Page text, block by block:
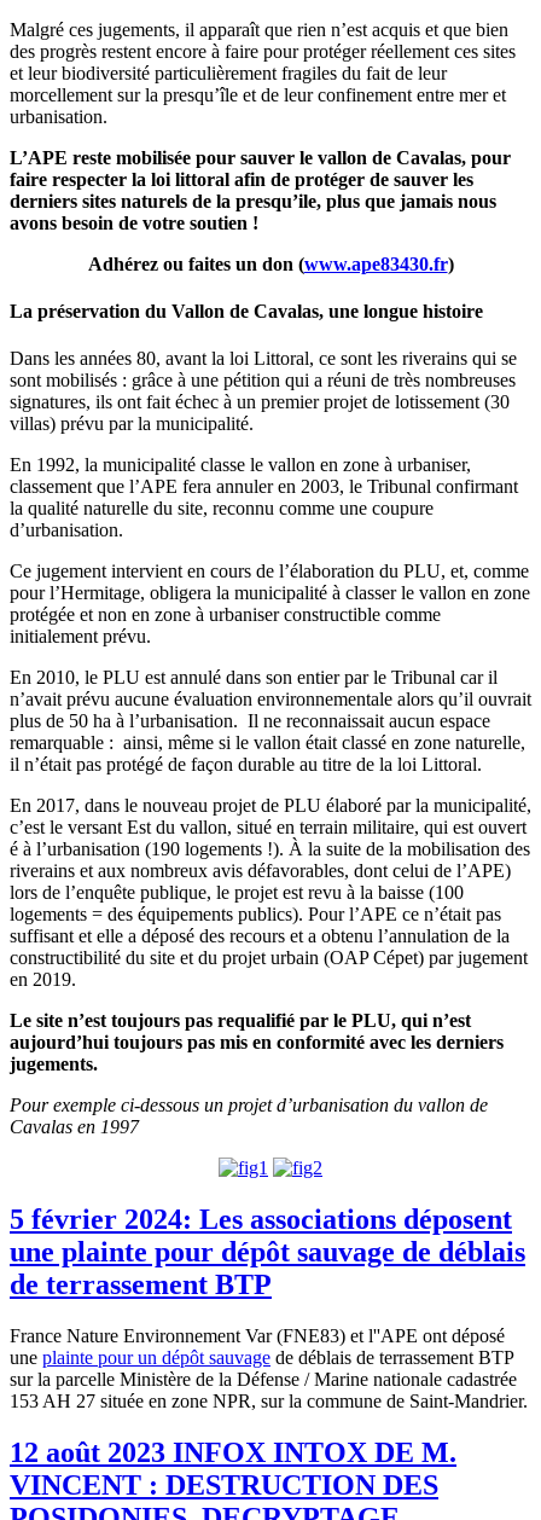
Malgré ces jugements, il apparaît que rien n’est acquis et que bien
des progrès restent encore à faire pour protéger réellement ces sites
et leur biodiversité particulièrement fragiles du fait de leur
morcellement sur la presqu’île et de leur confinement entre mer et
urbanisation.
L’APE reste mobilisée pour sauver le vallon de Cavalas, pour
faire respecter la loi littoral afin de protéger de sauver les
derniers sites naturels de la presqu’ile, plus que jamais nous
avons besoin de votre soutien !
Adhérez ou faites un don (www.ape83430.fr)
La préservation du Vallon de Cavalas, une longue histoire
Dans les années 80, avant la loi Littoral, ce sont les riverains qui se
sont mobilisés : grâce à une pétition qui a réuni de très nombreuses
signatures, ils ont fait échec à un premier projet de lotissement (30
villas) prévu par la municipalité.
En 1992, la municipalité classe le vallon en zone à urbaniser,
classement que l’APE fera annuler en 2003, le Tribunal confirmant
la qualité naturelle du site, reconnu comme une coupure
d’urbanisation.
Ce jugement intervient en cours de l’élaboration du PLU, et, comme
pour l’Hermitage, obligera la municipalité à classer le vallon en zone
protégée et non en zone à urbaniser constructible comme
initialement prévu.
En 2010, le PLU est annulé dans son entier par le Tribunal car il
n’avait prévu aucune évaluation environnementale alors qu’il ouvrait
plus de 50 ha à l’urbanisation. Il ne reconnaissait aucun espace
remarquable : ainsi, même si le vallon était classé en zone naturelle,
il n’était pas protégé de façon durable au titre de la loi Littoral.
En 2017, dans le nouveau projet de PLU élaboré par la municipalité,
c’est le versant Est du vallon, situé en terrain militaire, qui est ouvert
é à l’urbanisation (190 logements !). À la suite de la mobilisation des
riverains et aux nombreux avis défavorables, dont celui de l’APE)
lors de l’enquête publique, le projet est revu à la baisse (100
logements = des équipements publics). Pour l’APE ce n’était pas
suffisant et elle a déposé des recours et a obtenu l’annulation de la
constructibilité du site et du projet urbain (OAP Cépet) par jugement
en 2019.
Le site n’est toujours pas requalifié par le PLU, qui n’est
aujourd’hui toujours pas mis en conformité avec les derniers
jugements.
Pour exemple ci-dessous un projet d’urbanisation du vallon de
Cavalas en 1997
5 février 2024: Les associations déposent
une plainte pour dépôt sauvage de déblais
de terrassement BTP
France Nature Environnement Var (FNE83) et l''APE ont déposé
une plainte pour un dépôt sauvage de déblais de terrassement BTP
sur la parcelle Ministère de la Défense / Marine nationale cadastrée
153 AH 27 située en zone NPR, sur la commune de Saint-Mandrier.
12 août 2023 INFOX INTOX DE M.
VINCENT : DESTRUCTION DES